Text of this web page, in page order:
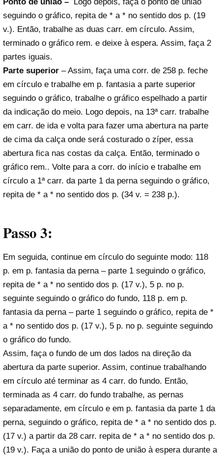
seguindo o gráfico, repita de * a * no sentido dos p. (19
v.). Então, trabalhe as duas carr. em círculo. Assim,
terminado o gráfico rem. e deixe à espera. Assim, faça 2
partes iguais.
Parte superior – Assim, faça uma corr. de 258 p. feche
em círculo e trabalhe em p. fantasia a parte superior
seguindo o gráfico, trabalhe o gráfico espelhado a partir
da indicação do meio. Logo depois, na 13ª carr. trabalhe
em carr. de ida e volta para fazer uma abertura na parte
de cima da calça onde será costurado o zíper, essa
abertura fica nas costas da calça. Então, terminado o
gráfico rem.. Volte para a corr. do início e trabalhe em
círculo a 1ª carr. da parte 1 da perna seguindo o gráfico,
repita de * a * no sentido dos p. (34 v. = 238 p.).
Passo 3:
Em seguida, continue em círculo do seguinte modo: 118
p. em p. fantasia da perna – parte 1 seguindo o gráfico,
repita de * a * no sentido dos p. (17 v.), 5 p. no p.
seguinte seguindo o gráfico do fundo, 118 p. em p.
fantasia da perna – parte 1 seguindo o gráfico, repita de *
a * no sentido dos p. (17 v.), 5 p. no p. seguinte seguindo
o gráfico do fundo.
Assim, faça o fundo de um dos lados na direção da
abertura da parte superior. Assim, continue trabalhando
em círculo até terminar as 4 carr. do fundo. Então,
terminada as 4 carr. do fundo trabalhe, as pernas
separadamente, em círculo e em p. fantasia da parte 1 da
perna, seguindo o gráfico, repita de * a * no sentido dos p.
(17 v.) a partir da 28 carr. repita de * a * no sentido dos p.
(19 v.). Faça a união do ponto de união à espera durante a